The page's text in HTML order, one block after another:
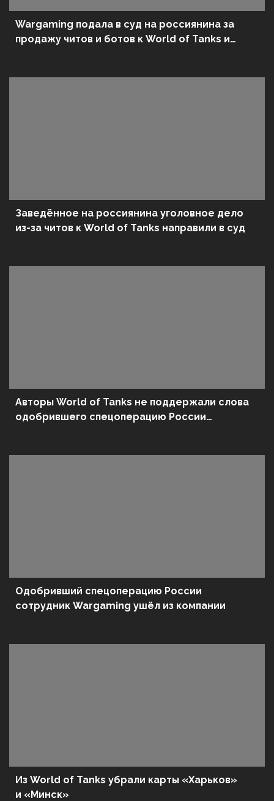
Wargaming подала в суд на россиянина за
продажу читов и ботов к World of Tanks и
Заведённое на россиянина уголовное дело
из-за читов к World of Tanks направили в суд
Авторы World of Tanks не поддержали слова
одобрившего спецоперацию России
Одобривший спецоперацию России
сотрудник Wargaming ушёл из компании
Из World of Tanks убрали карты «Харьков»
и «Минск»